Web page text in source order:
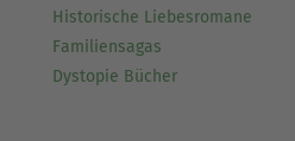
Historische Liebesromane
Familiensagas
Dystopie Bücher